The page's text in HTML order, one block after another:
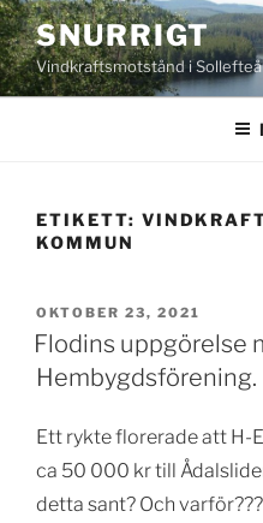
Hoppa
till
innehåll
SNURRIGT
Vindkraftsmotstånd i
ETIKETT:
KOMMUN
PUBLICERAT
OKTOBER 23, 2021
Flodins uppgörelse
Hembygdsförening.
Ett rykte florerade att H-
ca 50 000 kr till
detta sant? Och